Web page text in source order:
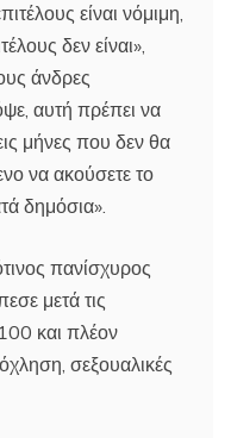
είναι νόμιμη,
δεν είναι»,
άνδρες
αυτή πρέπει να
μήνες που δεν θα
να ακούσετε το
δημόσια».
πανίσχυρος
μετά τις
και πλέον
σεξουαλικές